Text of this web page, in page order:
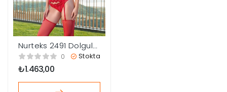
Nurteks 2491 Dolgulu
Jartiyer Takım
0 Stokta
₺1.463,00